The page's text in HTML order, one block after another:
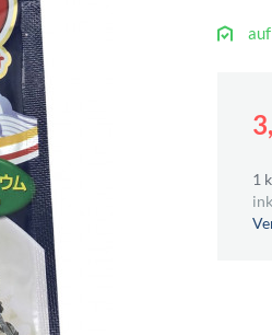
1